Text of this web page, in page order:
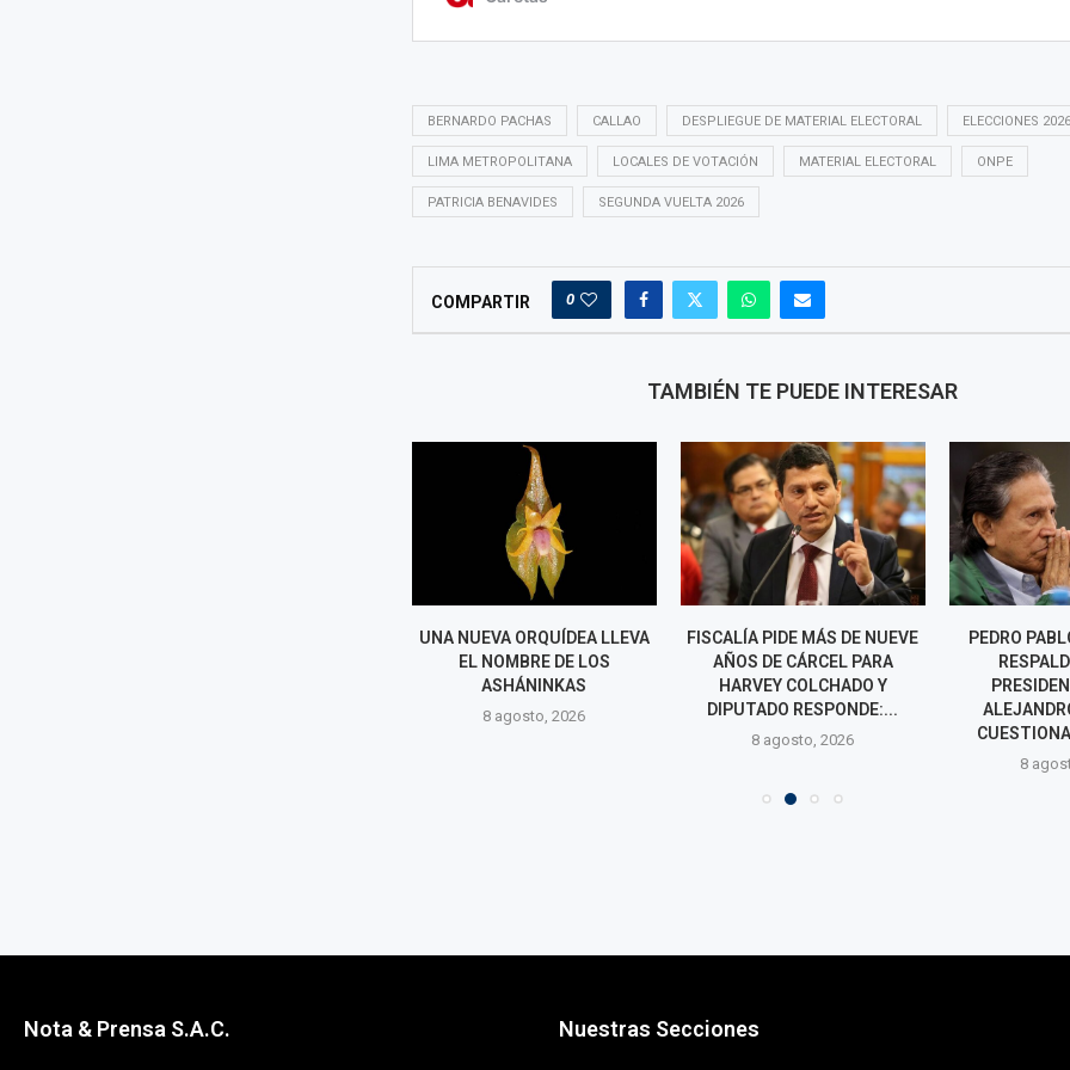
BERNARDO PACHAS CALLAO DESPLIEGUE DE MATERIAL ELECTORAL ELECCIONES 2026
LIMA METROPOLITANA LOCALES DE VOTACIÓN MATERIAL ELECTORAL ONPE
PATRICIA BENAVIDES SEGUNDA VUELTA 2026
COMPARTIR 0
TAMBIÉN TE PUEDE INTERESAR
UNA NUEVA ORQUÍDEA LLEVA
EL NOMBRE DE LOS
ASHÁNINKAS
8 agosto, 2026
FISCALÍA PIDE MÁS DE NUEVE
AÑOS DE CÁRCEL PARA
HARVEY COLCHADO Y
DIPUTADO RESPONDE:...
8 agosto, 2026
PEDRO
8
Nota & Prensa S.A.C. Nuestras Secciones